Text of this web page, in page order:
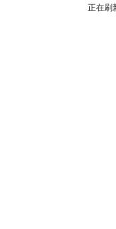
正在刷